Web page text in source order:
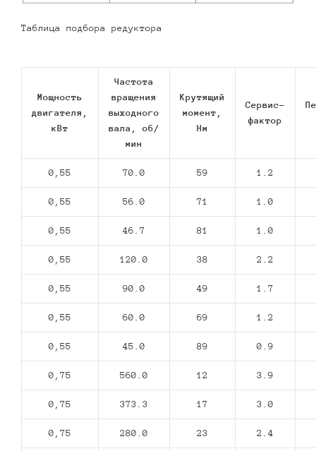
Таблица подбора редуктора
Мощность
двигателя,
кВт
Частота
вращения
выходного
вала, об/
мин
Крутящий
момент,
Нм
Сервис-
фактор
0,55 70.0 59 1.2
0,55 56.0 71 1.0
0,55 46.7 81 1.0
0,55 120.0 38 2.2
0,55 90.0 49 1.7
0,55 60.0 69 1.2
0,55 45.0 89 0.9
0,75 560.0 12 3.9
0,75 373.3 17 3.0
0,75 280.0 23 2.4